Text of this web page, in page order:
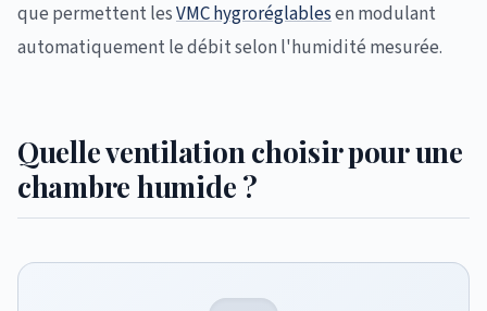
que permettent lesVMC hygroréglablesen modulant
automatiquement le débit selon l'humidité mesurée.
Quelle ventilation choisir pour une
chambre humide ?